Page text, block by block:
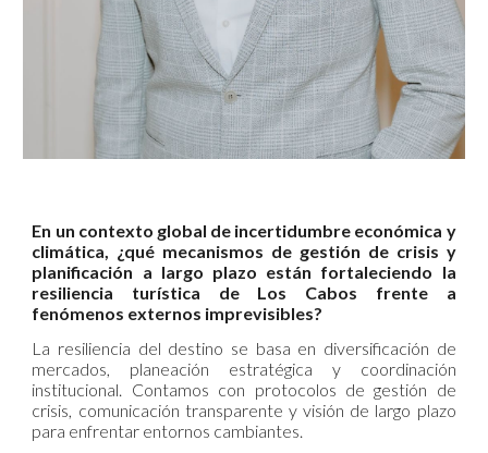
En un contexto global de incertidumbre económica y
climática, ¿qué mecanismos de gestión de crisis y
planificación a largo plazo están fortaleciendo la
resiliencia turística de Los Cabos frente a
fenómenos externos imprevisibles?
La resiliencia del destino se basa en diversificación de
mercados, planeación estratégica y coordinación
institucional. Contamos con protocolos de gestión de
crisis, comunicación transparente y visión de largo plazo
para enfrentar entornos cambiantes.